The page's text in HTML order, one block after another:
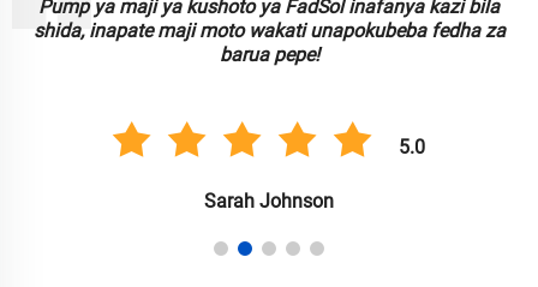
Pump ya maji ya kushoto ya FadSol inafanya kazi bila
shida, inapate maji moto wakati unapokubeba fedha za
barua pepe!
5.0
Sarah Johnson